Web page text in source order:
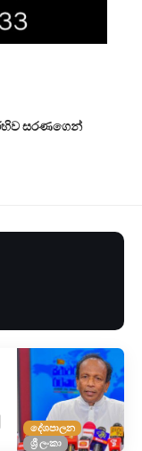
සරණගෙන්
දේශපාලන
ශ්‍රී ලංකා